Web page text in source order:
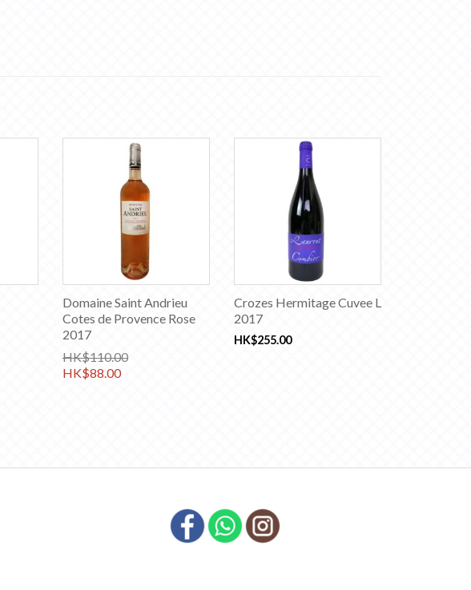
Domaine Saint Andrieu
Cotes de Provence Rose
2017
HK$110.00
HK$88.00
Crozes Hermitage Cuvee L
2017
HK$255.00